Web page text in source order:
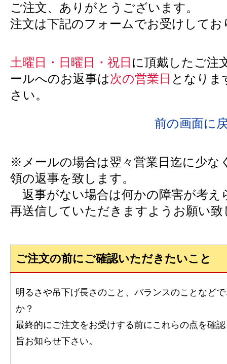
ご注文、ありがとうございます。
注文は下記のフォームでお受けしてお
土曜日・日曜日・祝日 に頂戴したご注
ールへのお返事は次の営業日 となりま
さい。
前の画面に
※メールの場合は翌々営業日迄に少な
領の返事を致します。
返事がない場合は何かの障害が考え
再送信していただきますようお願い致
ご注文の前にご確認いただきたいこと
明るさや吊下げ長さのこと、バランスのことなど
か？
最終的にご注文をお受けする前にこれらの点を確
旨お知らせ下さい。